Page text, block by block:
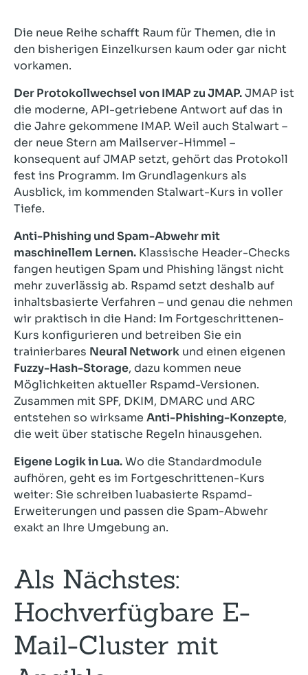
Die neue Reihe schafft Raum für Themen, die in
den bisherigen Einzelkursen kaum oder gar nicht
vorkamen.
Der Protokollwechsel von IMAP zu JMAP.JMAP ist
die moderne, API-getriebene Antwort auf das in
die Jahre gekommene IMAP. Weil auch Stalwart –
der neue Stern am Mailserver-Himmel –
konsequent auf JMAP setzt, gehört das Protokoll
fest ins Programm. Im Grundlagenkurs als
Ausblick, im kommenden Stalwart-Kurs in voller
Tiefe.
Anti-Phishing und Spam-Abwehr mit
maschinellem Lernen. Klassische Header-Checks
fangen heutigen Spam und Phishing längst nicht
mehr zuverlässig ab. Rspamd setzt deshalb auf
inhaltsbasierte Verfahren – und genau die nehmen
wir praktisch in die Hand: Im Fortgeschrittenen-
Kurs konfigurieren und betreiben Sie ein
trainierbares Neural Network und einen eigenen
Fuzzy-Hash-Storage, dazu kommen neue
Möglichkeiten aktueller Rspamd-Versionen.
Zusammen mit SPF, DKIM, DMARC und ARC
entstehen so wirksame Anti-Phishing-Konzepte,
die weit über statische Regeln hinausgehen.
Eigene Logik in Lua.Wo die Standardmodule
aufhören, geht es im Fortgeschrittenen-Kurs
weiter: Sie schreiben luabasierte Rspamd-
Erweiterungen und passen die Spam-Abwehr
exakt an Ihre Umgebung an.
Als Nächstes:
Hochverfügbare E-
Mail-Cluster mit